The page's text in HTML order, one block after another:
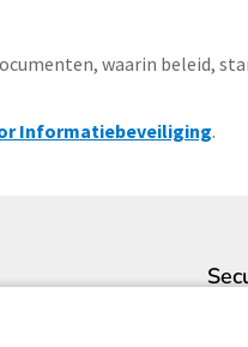
waarin beleid,
Informatiebeveiliging.